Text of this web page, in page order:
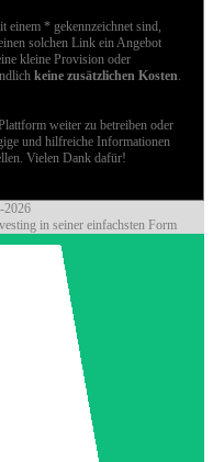
einem * gekennzeichnet sind,
solchen Link ein Angebot
kleine Provision oder
keine zusätzlichen Kosten
weiter zu betreiben oder
und hilfreiche Informationen
Vielen Dank dafür!
2026
in seiner einfachsten Form